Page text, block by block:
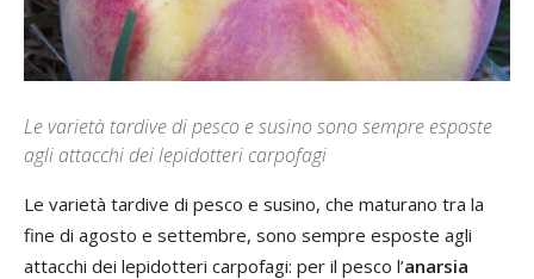
Le varietà tardive di pesco e susino sono sempre esposte
agli attacchi dei lepidotteri carpofagi
Le varietà tardive di pesco e susino, che maturano tra la
fine di agosto e settembre, sono sempre esposte agli
attacchi dei lepidotteri carpofagi: per il pesco l’anarsia